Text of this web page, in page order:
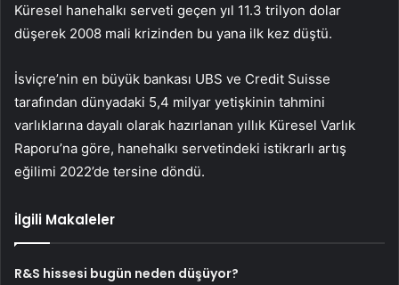
Küresel hanehalkı serveti geçen yıl 11.3 trilyon dolar
düşerek 2008 mali krizinden bu yana ilk kez düştü.
İsviçre’nin en büyük bankası UBS ve Credit Suisse
tarafından dünyadaki 5,4 milyar yetişkinin tahmini
varlıklarına dayalı olarak hazırlanan yıllık Küresel Varlık
Raporu’na göre, hanehalkı servetindeki istikrarlı artış
eğilimi 2022’de tersine döndü.
İlgili Makaleler
R&S hissesi bugün neden düşüyor?